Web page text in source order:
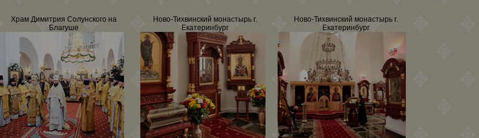
Храм Димитрия Солунского на
Благуше
Ново-Тихвинский монастырь г.
Екатеринбург
Ново-Тихвинский монастырь г.
Екатеринбург